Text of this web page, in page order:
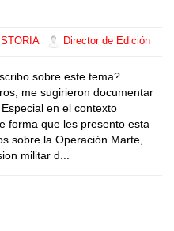
Director de Edición
sobre este tema?
me sugirieron documentar
en el contexto
forma que les presento esta
sobre la Operación Marte,
militar d...